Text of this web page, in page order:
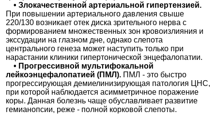
• Злокачественной артериальной гипертензией.
При повышении артериального давления свыше
220/130 возникает отек диска зрительного нерва с
формированием множественных зон кровоизлияния и
экссудации на глазном дне, однако слепота
центрального генеза может наступить только при
нарастании клиники гипертонической энцефалопатии.
• Прогрессивной мультифокальной
лейкоэнцефалопатией (ПМЛ). ПМЛ - это быстро
прогрессирующая демиелинизирующая патология ЦНС,
при которой наблюдается асимметричное поражение
коры. Данная болезнь чаще обуславливает развитие
гемианопсии, реже - полной корковой слепоты.